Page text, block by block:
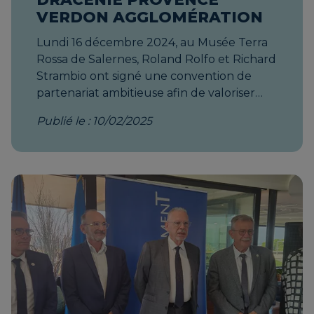
VERDON AGGLOMÉRATION
Lundi 16 décembre 2024, au Musée Terra
Rossa de Salernes, Roland Rolfo et Richard
Strambio ont signé une convention de
partenariat ambitieuse afin de valoriser
touristique au travers des métiers d'art et
valoriser les patrimoines artisanaux locaux
Accompagner et professionnaliser les
artisans Créer des offres touristiques
innovantes Promouvoir les labels et
certifications artisanales Mettre en réseau
artisans, collectivités et acteurs
touristiques Deux artisans du territoire,
accompagnés par la Chambre de Métiers,
Publié le : 10/02/2025